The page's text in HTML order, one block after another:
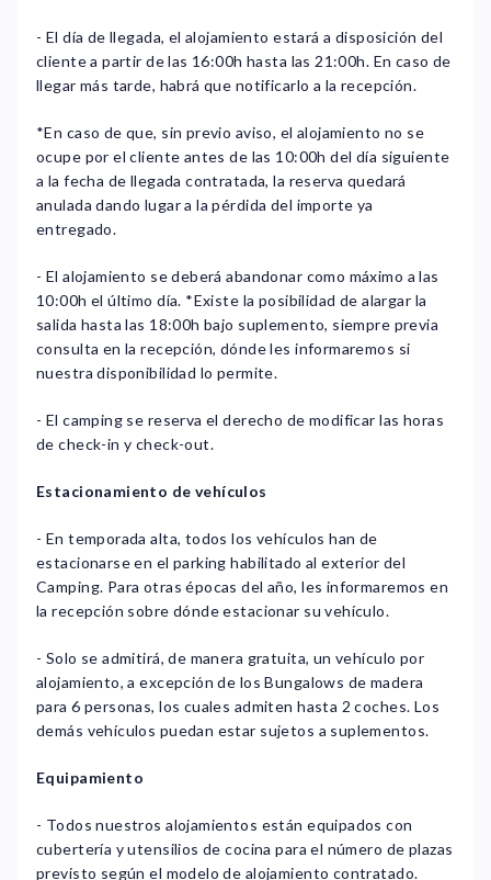
- El día de llegada, el alojamiento estará a disposición del
cliente a partir de las 16:00h hasta las 21:00h. En caso de
llegar más tarde, habrá que notificarlo a la recepción.
*En caso de que, sin previo aviso, el alojamiento no se
ocupe por el cliente antes de las 10:00h del día siguiente
a la fecha de llegada contratada, la reserva quedará
anulada dando lugar a la pérdida del importe ya
entregado.
- El alojamiento se deberá abandonar como máximo a las
10:00h el último día. *Existe la posibilidad de alargar la
salida hasta las 18:00h bajo suplemento, siempre previa
consulta en la recepción, dónde les informaremos si
nuestra disponibilidad lo permite.
- El camping se reserva el derecho de modificar las horas
de check-in y check-out.
Estacionamiento de vehículos
- En temporada alta, todos los vehículos han de
estacionarse en el parking habilitado al exterior del
Camping. Para otras épocas del año, les informaremos en
la recepción sobre dónde estacionar su vehículo.
- Solo se admitirá, de manera gratuita, un vehículo por
alojamiento, a excepción de los Bungalows de madera
para 6 personas, los cuales admiten hasta 2 coches. Los
demás vehículos puedan estar sujetos a suplementos.
Equipamiento
- Todos nuestros alojamientos están equipados con
cubertería y utensilios de cocina para el número de plazas
previsto según el modelo de alojamiento contratado.